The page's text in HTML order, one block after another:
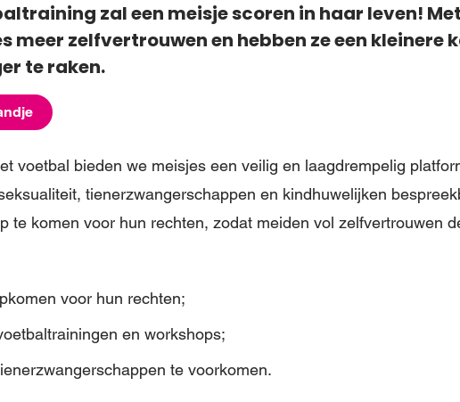
zal een meisje scoren in haar leven!
meer zelfvertrouwen en hebben ze een kleinere
te raken.
voetbal bieden we meisjes een veilig en laagdrempelig
tienerzwangerschappen en kindhuwelijken
te komen voor hun rechten, zodat meiden vol zelfvertrouwen
voor hun rechten;
en workshops;
te voorkomen.